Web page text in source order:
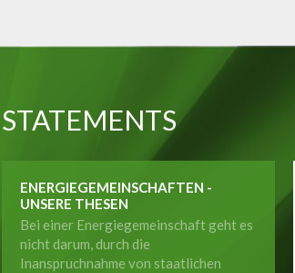
STATEMENTS
ENERGIEGEMEINSCHAFTEN -
UNSERE THESEN
Bei einer Energiegemeinschaft geht es
nicht darum, durch die
Inanspruchnahme von staatlichen